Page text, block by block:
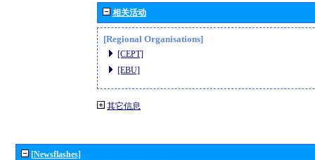
相关活动
[Regional Organisations]
[CEPT]
[EBU]
其它信息
[Newsflashes]